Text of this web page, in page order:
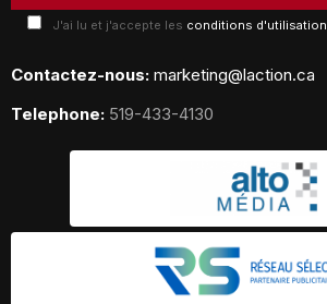
J'ai lu et j'accepte les conditions d'utilisation
Contactez-nous: marketing@laction.ca
Telephone: 519-433-4130